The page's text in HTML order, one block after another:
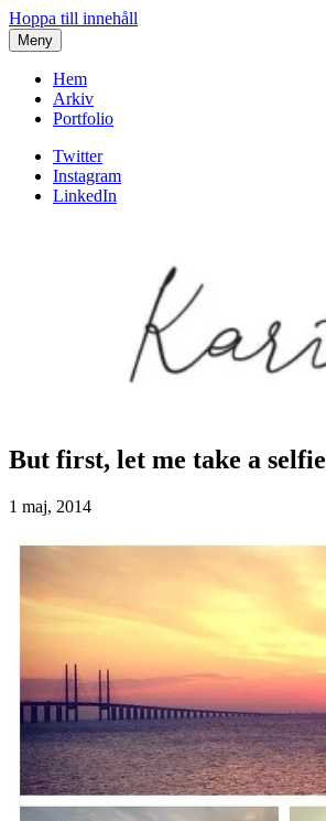
Hoppa till innehåll
Meny
Hem
Arkiv
Portfolio
Twitter
Instagram
LinkedIn
Karin af Malmoe
But first, let me take a selfie
1 maj, 2014